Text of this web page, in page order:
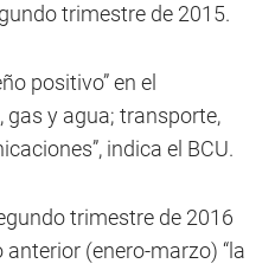
trimestre de 2015.
positivo” en el
y agua; transporte,
indica el BCU.
trimestre de 2016
(enero-marzo) “la